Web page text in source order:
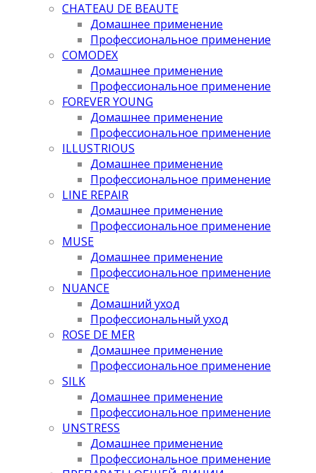
CHATEAU DE BEAUTE
Домашнее применение
Профессиональное применение
COMODEX
Домашнее применение
Профессиональное применение
FOREVER YOUNG
Домашнее применение
Профессиональное применение
ILLUSTRIOUS
Домашнее применение
Профессиональное применение
LINE REPAIR
Домашнее применение
Профессиональное применение
MUSE
Домашнее применение
Профессиональное применение
NUANCE
Домашний уход
Профессиональный уход
ROSE DE MER
Домашнее применение
Профессиональное применение
SILK
Домашнее применение
Профессиональное применение
UNSTRESS
Домашнее применение
Профессиональное применение